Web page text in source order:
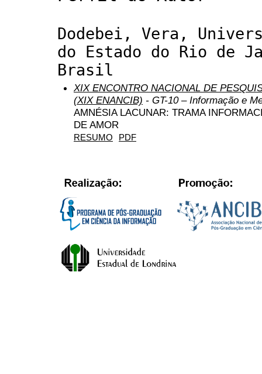
Dodebei, Vera,
do Estado do Rio de
Brasil
XIX ENCONTRO NACIONAL DE
(XIX ENANCIB) - GT-10 – Informação e
AMNÉSIA LACUNAR: TRAMA
DE AMOR
RESUMO PDF